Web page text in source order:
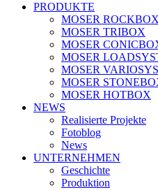
PRODUKTE
MOSER ROCKBOX
MOSER TRIBOX
MOSER
MOSER
MOSER
MOSER
MOSER HOTBOX
NEWS
Realisierte Projekte
Fotoblog
News
UNTERNEHMEN
Geschichte
Produktion